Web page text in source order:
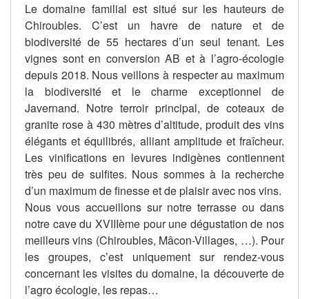
Le domaine familial est situé sur les hauteurs de
Chiroubles. C’est un havre de nature et de
biodiversité de 55 hectares d’un seul tenant. Les
vignes sont en conversion AB et à l’agro-écologie
depuis 2018. Nous veillons à respecter au maximum
la biodiversité et le charme exceptionnel de
Javernand. Notre terroir principal, de coteaux de
granite rose à 430 mètres d’altitude, produit des vins
élégants et équilibrés, alliant amplitude et fraîcheur.
Les vinifications en levures indigènes contiennent
très peu de sulfites. Nous sommes à la recherche
d’un maximum de finesse et de plaisir avec nos vins.
Nous vous accueillons sur notre terrasse ou dans
notre cave du XVIIIème pour une dégustation de nos
meilleurs vins (Chiroubles, Mâcon-Villages, …). Pour
les groupes, c’est uniquement sur rendez-vous
concernant les visites du domaine, la découverte de
l’agro écologie, les repas…